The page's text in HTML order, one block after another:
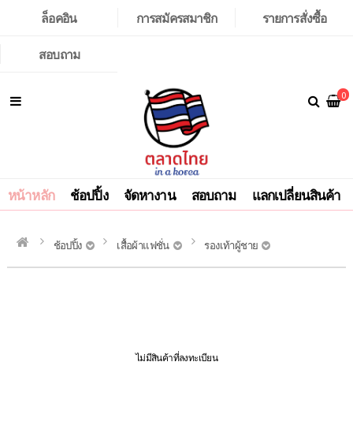
ล็อคอิน การสมัครสมาชิก
รายการสั่งซื้อ
สอบถาม
0
หน้าหลัก ช้อปปิ้ง จัดหางาน สอบถาม แลกเปลี่ยนสินค้า
ช้อปปิ้ง เสื้อผ้าแฟชั่น รองเท้าผู้ชาย
ไม่มีสินค้าที่ลงทะเบียน